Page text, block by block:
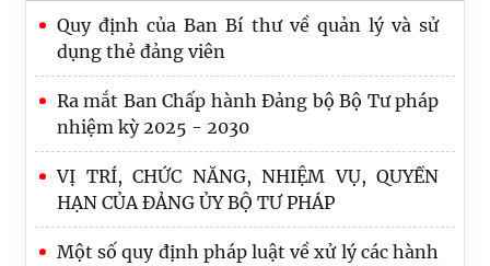
Quy định của Ban Bí thư về quản lý và sử
dụng thẻ đảng viên
Ra mắt Ban Chấp hành Đảng bộ Bộ Tư pháp
nhiệm kỳ 2025 - 2030
VỊ TRÍ, CHỨC NĂNG, NHIỆM VỤ, QUYỀN
HẠN CỦA ĐẢNG ỦY BỘ TƯ PHÁP
Một số quy định pháp luật về xử lý các hành